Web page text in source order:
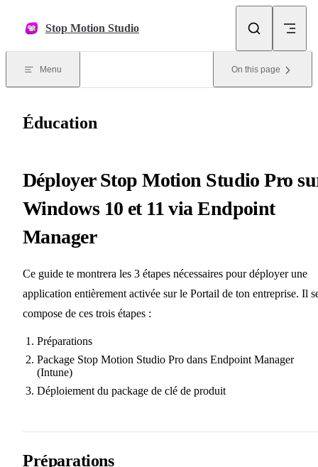
Stop Motion Studio
Menu On this page
Éducation
Déployer Stop Motion Studio Pro
Windows 10 et 11 via Endpoint
Manager
Ce guide te montrera les 3 étapes nécessaires pour déployer une
application entièrement activée sur le Portail de ton entreprise. Il
compose de ces trois étapes :
Préparations
Package Stop Motion Studio Pro dans Endpoint Manager
(Intune)
Déploiement du package de clé de produit
Préparations